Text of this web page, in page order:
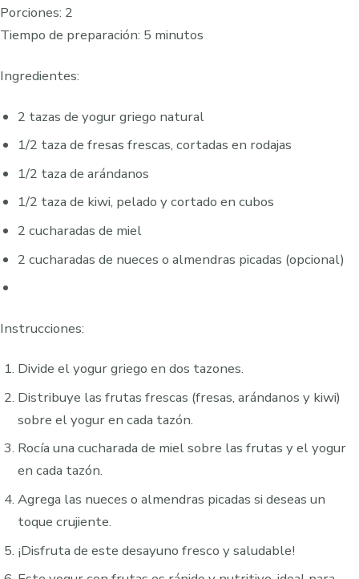
Porciones: 2
Tiempo de preparación: 5 minutos
Ingredientes:
2 tazas de yogur griego natural
1/2 taza de fresas frescas, cortadas en rodajas
1/2 taza de arándanos
1/2 taza de kiwi, pelado y cortado en cubos
2 cucharadas de miel
2 cucharadas de nueces o almendras picadas (opcional)
Instrucciones:
Divide el yogur griego en dos tazones.
Distribuye las frutas frescas (fresas, arándanos y kiwi)
sobre el yogur en cada tazón.
Rocía una cucharada de miel sobre las frutas y el yogur
en cada tazón.
Agrega las nueces o almendras picadas si deseas un
toque crujiente.
¡Disfruta de este desayuno fresco y saludable!